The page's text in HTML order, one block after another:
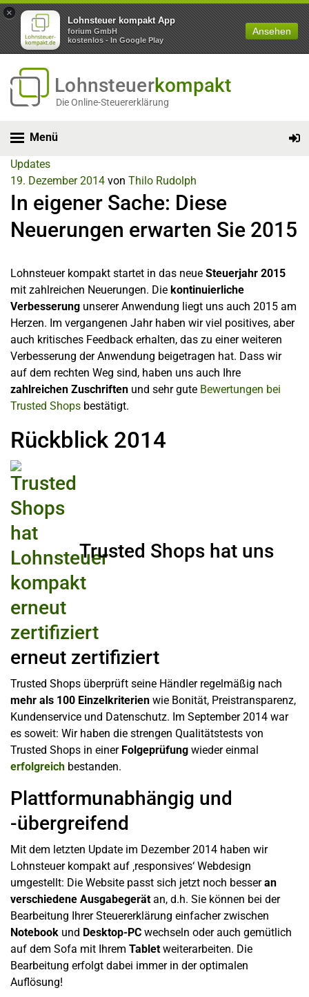
×
Lohnsteuer kompakt App
forium GmbH
kostenlos - In Google Play
Ansehen
Lohnsteuerkompakt
Die Online-Steuererklärung
Menü
Updates
19. Dezember 2014 von Thilo Rudolph
In eigener Sache: Diese
Neuerungen erwarten Sie 2015
Lohnsteuer kompakt startet in das neue Steuerjahr 2015
mit zahlreichen Neuerungen. Die kontinuierliche
Verbesserung unserer Anwendung liegt uns auch 2015 am
Herzen. Im vergangenen Jahr haben wir viel positives, aber
auch kritisches Feedback erhalten, das zu einer weiteren
Verbesserung der Anwendung beigetragen hat. Dass wir
auf dem rechten Weg sind, haben uns auch Ihre
zahlreichen Zuschriften und sehr gute Bewertungen bei
Trusted Shops bestätigt.
Rückblick 2014
Trusted Shops hat uns
erneut zertifiziert
Trusted Shops überprüft seine Händler regelmäßig nach
mehr als 100 Einzelkriterien wie Bonität, Preistransparenz,
Kundenservice und Datenschutz. Im September 2014 war
es soweit: Wir haben die strengen Qualitätstests von
Trusted Shops in einer Folgeprüfung wieder einmal
erfolgreich bestanden.
Plattformunabhängig und
-übergreifend
Mit dem letzten Update im Dezember 2014 haben wir
Lohnsteuer kompakt auf ‚responsives‘ Webdesign
umgestellt: Die Website passt sich jetzt noch besseran
verschiedene Ausgabegerätan, d.h. Sie können bei der
Bearbeitung Ihrer Steuererklärung einfacher zwischen
Notebook und Desktop-PC wechseln oder auch gemütlich
auf dem Sofa mit Ihrem Tabletweiterarbeiten. Die
Bearbeitung erfolgt dabei immer in der optimalen
Auflösung!